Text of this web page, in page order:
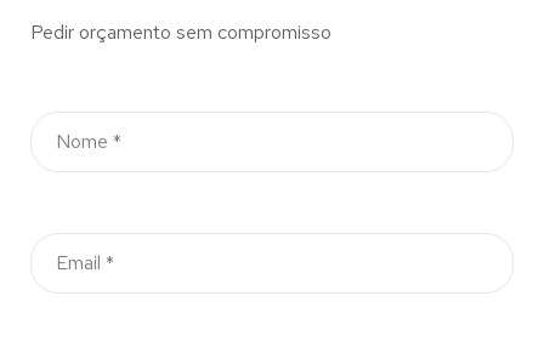
Pedir orçamento sem compromisso